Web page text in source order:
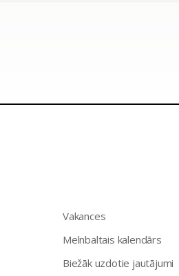
Vakances
Melnbaltais kalendārs
Biežāk uzdotie jautājumi